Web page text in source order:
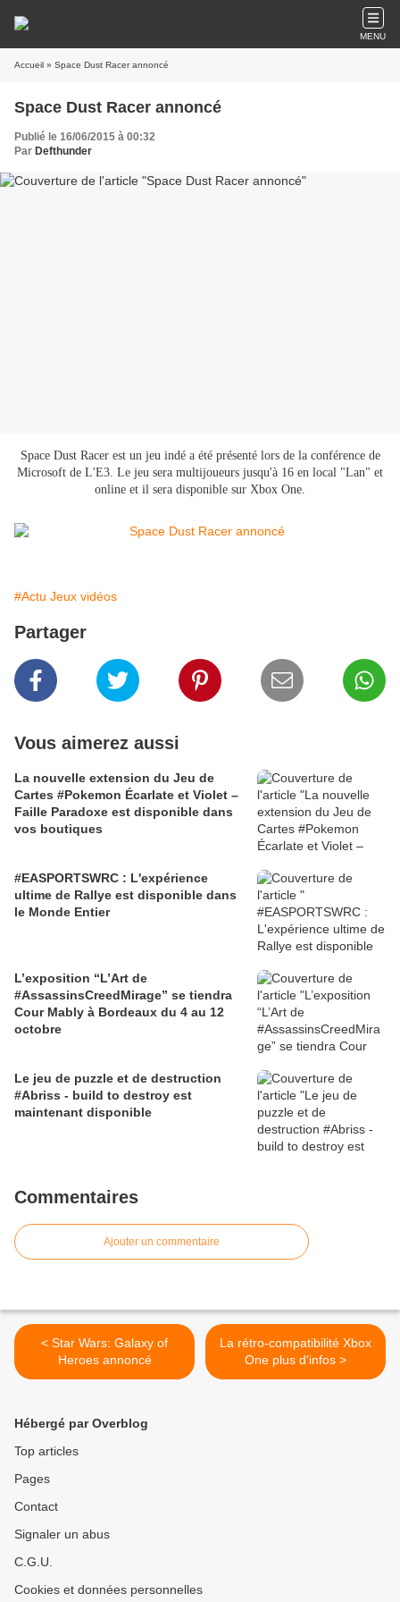
MENU
Accueil » Space Dust Racer annoncé
Space Dust Racer annoncé
Publié le 16/06/2015 à 00:32
Par Defthunder
Space Dust Racer est un jeu indé a été présenté lors de la conférence de
Microsoft de L'E3. Le jeu sera multijoueurs jusqu'à 16 en local "Lan" et
online et il sera disponible sur Xbox One.
#Actu Jeux vidéos
Partager
Vous aimerez aussi
La nouvelle extension du Jeu de
Cartes #Pokemon Écarlate et Violet –
Faille Paradoxe est disponible dans
vos boutiques
#EASPORTSWRC : L'expérience
ultime de Rallye est disponible dans
le Monde Entier
L’exposition “L’Art de
#AssassinsCreedMirage” se tiendra
Cour Mably à Bordeaux du 4 au 12
octobre
Le jeu de puzzle et de destruction
#Abriss - build to destroy est
maintenant disponible
Commentaires
Ajouter un commentaire
< Star Wars: Galaxy of
Heroes annoncé
La rétro-compatibilité Xbox
One plus d'infos >
Hébergé par Overblog
Top articles
Pages
Contact
Signaler un abus
C.G.U.
Cookies et données personnelles